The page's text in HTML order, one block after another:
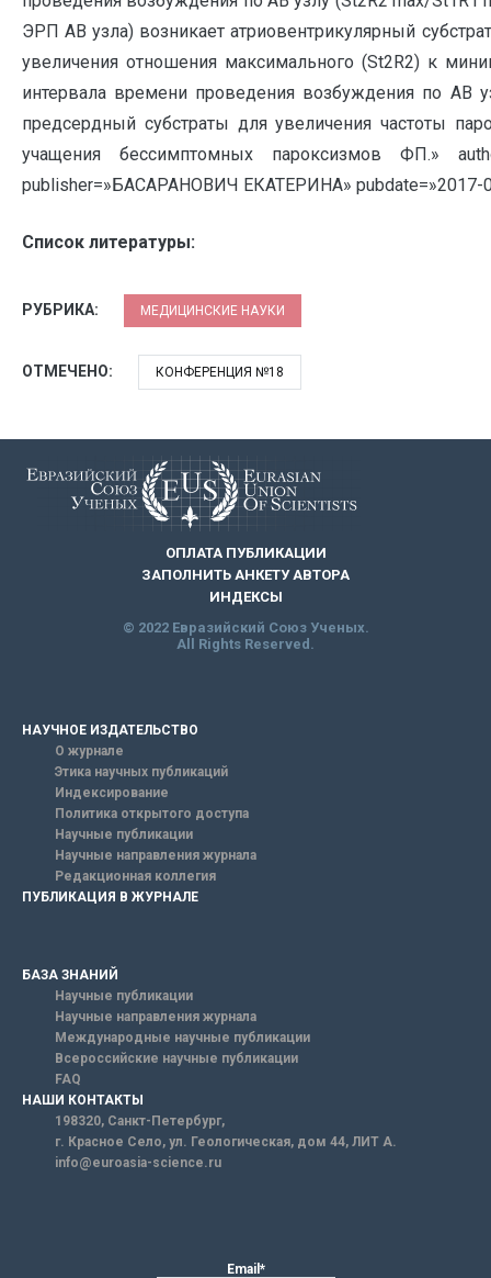
ЭРП АВ узла) возникает атриовентрикулярный
увеличения отношения максимального (St2R2) к
интервала времени проведения возбуждения по АВ
предсердный субстраты для увеличения частоты
учащения бессимптомных пароксизмов ФП.»
publisher=»БАСАРАНОВИЧ ЕКАТЕРИНА»
Список литературы:
РУБРИКА: МЕДИЦИНСКИЕ НАУКИ
ОТМЕЧЕНО: КОНФЕРЕНЦИЯ №18
ОПЛАТА ПУБЛИКАЦИИ
ЗАПОЛНИТЬ АНКЕТУ АВТОРА
ИНДЕКСЫ
© 2022 Евразийский Союз Ученых.
All Rights Reserved.
НАУЧНОЕ ИЗДАТЕЛЬСТВО
О журнале
Этика научных публикаций
Индексирование
Политика открытого доступа
Научные публикации
Научные направления журнала
Редакционная коллегия
ПУБЛИКАЦИЯ В ЖУРНАЛЕ
БАЗА ЗНАНИЙ
Научные публикации
Научные направления журнала
Международные научные публикации
Всероссийские научные публикации
FAQ
НАШИ КОНТАКТЫ
198320, Санкт-Петербург,
г. Красное Село, ул. Геологическая, дом 44, ЛИТ А.
info@euroasia-science.ru
Email*